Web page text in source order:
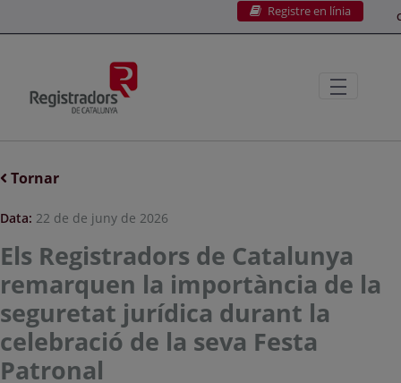
Registre en línia
Tornar
Data: 22 de de juny de 2026
Els Registradors de Catalunya
remarquen la importància de la
seguretat jurídica durant la
celebració de la seva Festa
Patronal